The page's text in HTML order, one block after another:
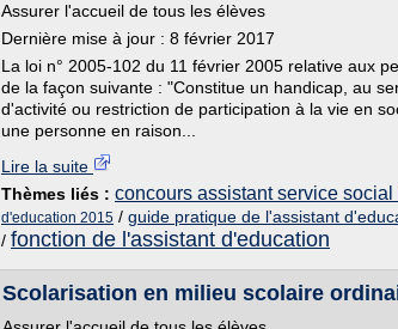
Assurer l'accueil de tous les élèves
Dernière mise à jour : 8 février 2017
La loi n° 2005-102 du 11 février 2005 relative aux
de la façon suivante : "Constitue un handicap, au
d'activité ou restriction de participation à la vie en
une personne en raison...
Lire la suite
Thèmes liés : concours assistant service
d'education 2015 / guide pratique de l'assistant
/ fonction de l'assistant d'education
Scolarisation en milieu scolaire